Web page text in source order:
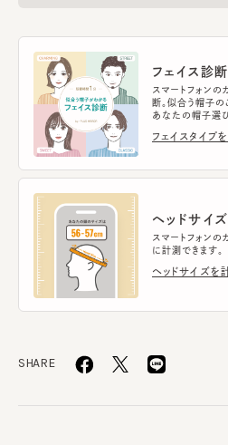
フェイス診断
スマートフォンの
断。似合う帽子の
あなたの帽子選び
フェイスタイプ
ヘッドサイ
スマートフォンの
に計測できます。
ヘッドサイズを
SHARE